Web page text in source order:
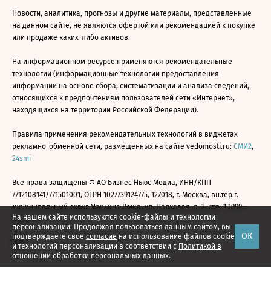
На нашем сайте используются cookie-файлы и технологии
персонализации. Продолжая пользоваться данным сайтом, вы
подтверждаете свое согласие на использование файлов cookie
и технологий персонализации в соответствии с Политикой в
отношении обработки персональных данных.
ОК
Новости, аналитика, прогнозы и другие материалы, представленные
на данном сайте, не являются офертой или рекомендацией к покупке
или продаже каких-либо активов.
На информационном ресурсе применяются рекомендательные
технологии (информационные технологии предоставления
информации на основе сбора, систематизации и анализа сведений,
относящихся к предпочтениям пользователей сети «Интернет»,
находящихся на территории Российской Федерации).
Правила применения рекомендательных технологий в виджетах
рекламно-обменной сети, размещенных на сайте vedomosti.ru: СМИ2,
24smi
Все права защищены © АО Бизнес Ньюс Медиа, ИНН/КПП
7712108141/771501001, ОГРН 1027739124775, 127018, г. Москва, вн.тер.г.
муниципальный округ Марьина Роща, ул. Полковая, д. 3, стр. 1 1999—
2026